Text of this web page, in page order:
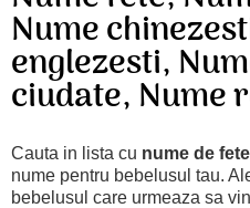
Nume
englezesti,
ciudate, Nume
Cauta in lista cu nume de fete
nume pentru bebelusul tau.
bebelusul care urmeaza sa